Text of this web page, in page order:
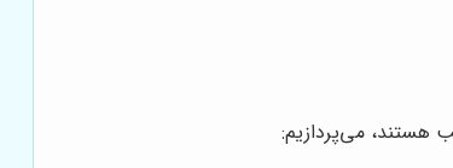
هستند، می‌پردازیم: